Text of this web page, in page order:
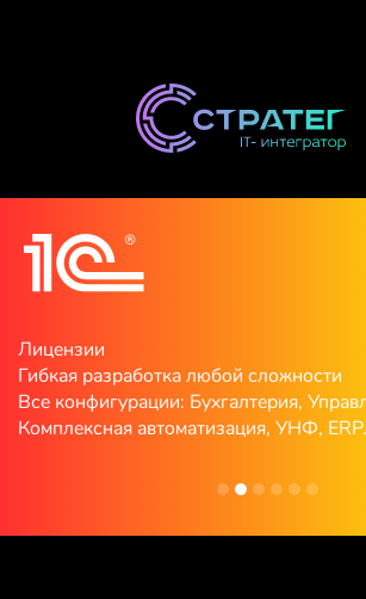
Лицензии
Гибкая разработка любой сложности
Все конфигурации: Бухгалтерия,
Комплексная автоматизация, УНФ, ERP.